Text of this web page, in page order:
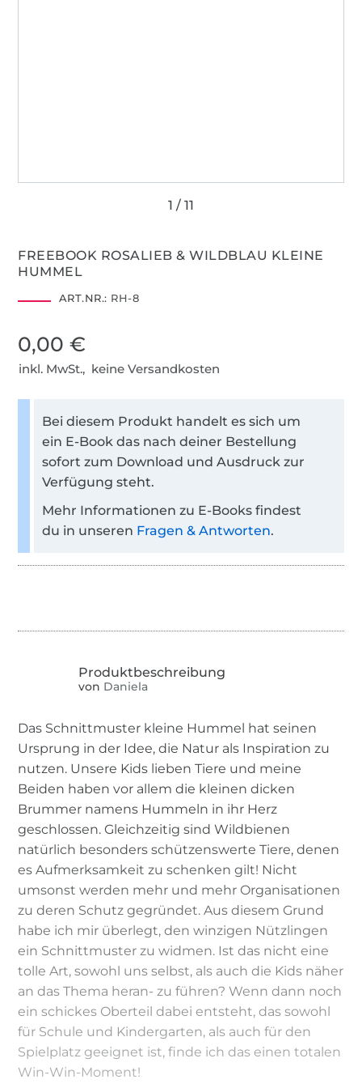
FREEBOOK ROSALIEB & WILDBLAU KLEINE
HUMMEL
ART.NR.: RH-8
0,00 €
inkl. MwSt., keine Versandkosten
Bei diesem Produkt handelt es sich um
ein E-Book das nach deiner Bestellung
sofort zum Download und Ausdruck zur
Verfügung steht.
Mehr Informationen zu E-Books findest
du in unseren Fragen & Antworten.
von Daniela
Das Schnittmuster kleine Hummel hat seinen
Ursprung in der Idee, die Natur als Inspiration zu
nutzen. Unsere Kids lieben Tiere und meine
Beiden haben vor allem die kleinen dicken
Brummer namens Hummeln in ihr Herz
geschlossen. Gleichzeitig sind Wildbienen
natürlich besonders schützenswerte Tiere, denen
es Aufmerksamkeit zu schenken gilt! Nicht
umsonst werden mehr und mehr Organisationen
zu deren Schutz gegründet. Aus diesem Grund
habe ich mir überlegt, den winzigen Nützlingen
ein Schnittmuster zu widmen. Ist das nicht eine
tolle Art, sowohl uns selbst, als auch die Kids näher
an das Thema heran- zu führen? Wenn dann noch
ein schickes Oberteil dabei entsteht, das sowohl
für Schule und Kindergarten, als auch für den
Spielplatz geeignet ist, finde ich das einen totalen
Win-Win-Moment!